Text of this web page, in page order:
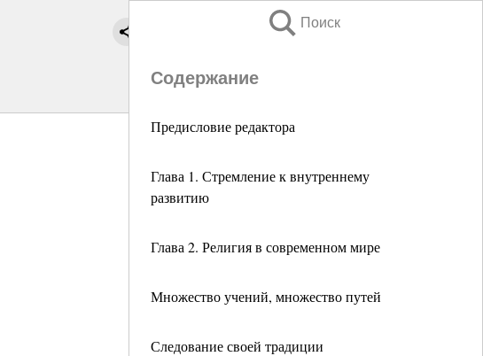
Поиск
Содержание
Предисловие редактора
Глава 1. Стремление к внутреннему
развитию
Глава 2. Религия в современном мире
Множество учений, множество путей
Следование своей традиции